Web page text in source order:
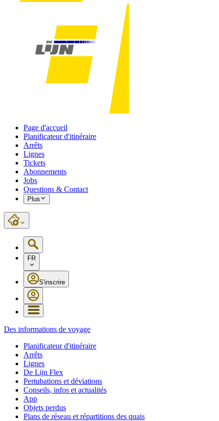
Page d'accueil
Planificateur d'itinéraire
Arrêts
Lignes
Tickets
Abonnements
Jobs
Questions & Contact
Plus
FR
S'inscrire
Des informations de voyage
Planificateur d'itinéraire
Arrêts
Lignes
De Lijn Flex
Pertubations et déviations
Conseils, infos et actualités
App
Objets perdus
Plans de réseau et répartitions des quais